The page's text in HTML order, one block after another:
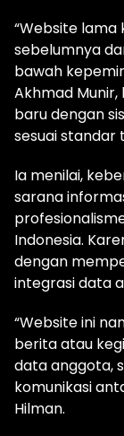
“Website lama
sebelumnya
bawah
Akhmad
baru dengan
sesuai standar
Ia menilai,
sarana
Indonesia.
dengan
integrasi data
“Website ini
berita atau
data anggota,
komunikasi
Hilman.